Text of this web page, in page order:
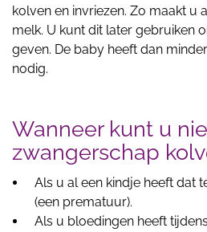
kolven en invriezen. Zo maakt u
melk. U kunt dit later gebruiken
geven. De baby heeft dan
nodig.
Wanneer kunt u
zwangerschap
Als u al een kindje heeft dat
(een prematuur).
Als u bloedingen heeft